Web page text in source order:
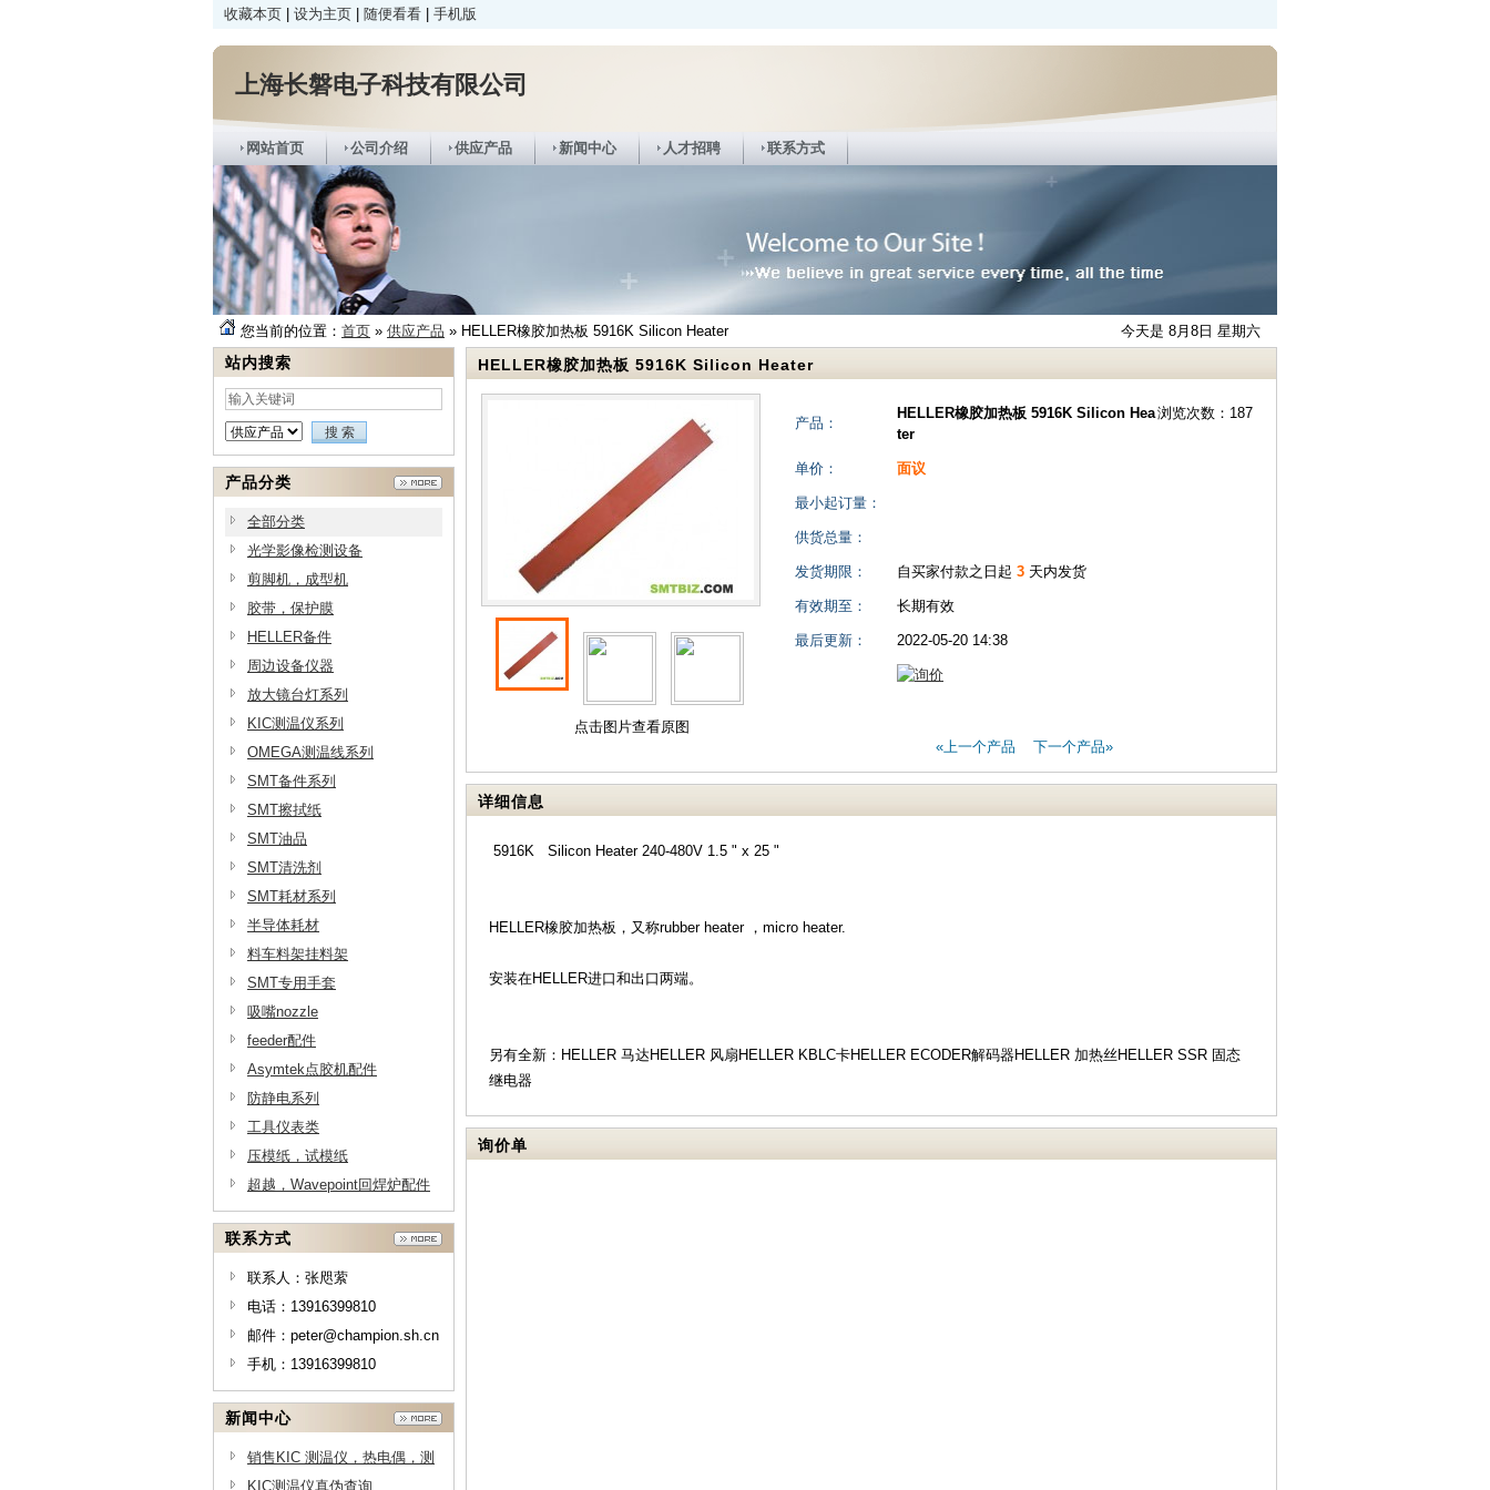
收藏本页 设为主页 随便看看 手机版
上海长磐电子科技有限公司
网站首页 公司介绍 供应产品 新闻中心 人才招聘 联系方式
今天是 8月8日 星期六
您当前的位置： 首页 » 供应产品 » HELLER橡胶加热板 5916K Silicon Heater
站内搜索
产品分类
全部分类
光学影像检测设备
剪脚机，成型机
胶带，保护膜
HELLER备件
周边设备仪器
放大镜台灯系列
KIC测温仪系列
OMEGA测温线系列
SMT备件系列
SMT擦拭纸
SMT油品
SMT清洗剂
SMT耗材系列
半导体耗材
料车料架挂料架
SMT专用手套
吸嘴nozzle
feeder配件
Asymtek点胶机配件
防静电系列
工具仪表类
压模纸，试模纸
超越，Wavepoint回焊炉配件
联系方式
联系人：张咫萦
电话：13916399810
邮件：peter@champion.sh.cn
手机：13916399810
新闻中心
销售KIC 测温仪，热电偶，测
温线供应商，测温线原理-上海
KIC测温仪真伪查询
HELLER橡胶加热板 5916K Silicon Heater
点击图片查看原图
产品：
浏览次数：187
HELLER橡胶加热板 5916K Silicon Hea
ter
单价： 面议
最小起订量：
供货总量：
发货期限： 自买家付款之日起 3 天内发货
有效期至： 长期有效
最后更新： 2022-05-20 14:38
«上一个产品 下一个产品»
详细信息
5916K Silicon Heater 240-480V 1.5 " x 25 "
HELLER橡胶加热板，又称rubber heater ，micro heater.
安装在HELLER进口和出口两端。
另有全新：HELLER 马达HELLER 风扇HELLER KBLC卡HELLER ECODER解码器HELLER 加热丝HELLER SSR 固态
继电器
询价单